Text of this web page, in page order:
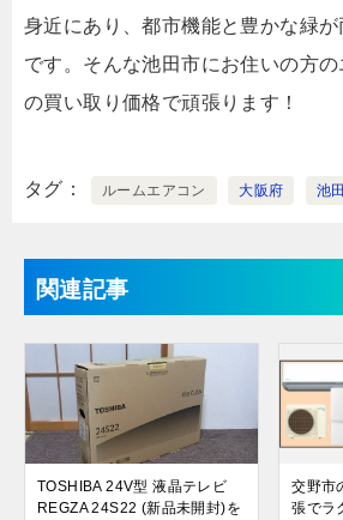
身近にあり、都市機能と豊かな緑
です。そんな池田市にお住いの方
の買い取り価格で頑張ります！
タグ ルームエアコン 大阪府 池
関連記事
TOSHIBA 24V型 液晶テレビ
REGZA 24S22 (新品未開封)を
交野市
張でラ